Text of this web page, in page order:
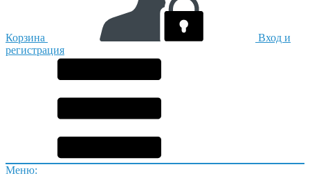
Корзина
Вход и
регистрация
Меню: